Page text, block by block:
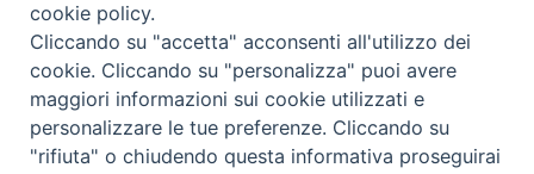
Copyright © 2019 - Tutti i diritti riservati - Vita
Trentina Editrice
Privacy Policy
Torna
cookie policy.
Cliccando su "accetta" acconsenti all'utilizzo dei
cookie. Cliccando su "personalizza" puoi avere
maggiori informazioni sui cookie utilizzati e
personalizzare le tue preferenze. Cliccando su
"rifiuta" o chiudendo questa informativa proseguirai